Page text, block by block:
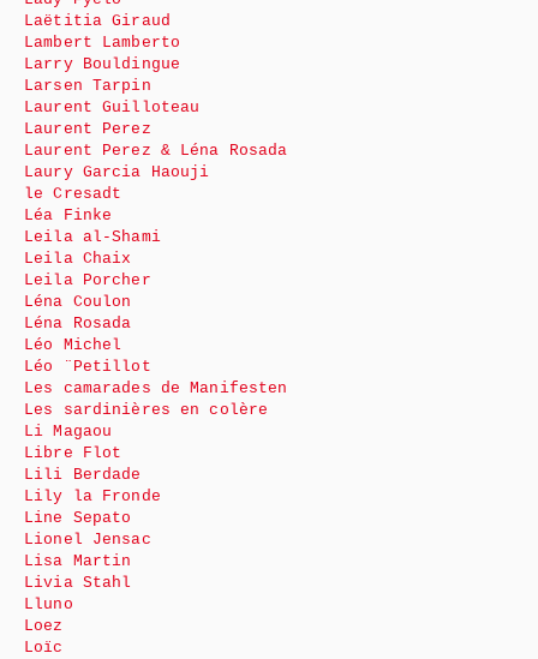
Laëtitia Giraud
Lambert Lamberto
Larry Bouldingue
Larsen Tarpin
Laurent Guilloteau
Laurent Perez
Laurent Perez & Léna Rosada
Laury Garcia Haouji
le Cresadt
Léa Finke
Leila al-Shami
Leila Chaix
Leila Porcher
Léna Coulon
Léna Rosada
Léo Michel
Léo ¨Petillot
Les camarades de Manifesten
Les sardinières en colère
Li Magaou
Libre Flot
Lili Berdade
Lily la Fronde
Line Sepato
Lionel Jensac
Lisa Martin
Livia Stahl
Lluno
Loez
Loïc